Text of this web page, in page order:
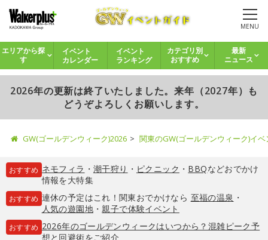
MENU
エリアから探
す
イベント
カレンダー
イベント
ランキング
カテゴリ別
おすすめ
最新
ニュース
2026年の更新は終了いたしました。来年（2027年）も
どうぞよろしくお願いします。
GW(ゴールデンウィーク)2026 関東のGW(ゴールデンウィーク)イ
おすすめ ネモフィラ ・ 潮干狩り ・ ピクニック ・ BBQなどおでかけ
情報を大特集
おすすめ 連休の予定はこれ！関東おでかけなら 至福の温泉 ・
人気の遊園地・親子で体験イベント
おすすめ 2026年のゴールデンウィークはいつから？混雑ピーク予
想と回避術をご紹介